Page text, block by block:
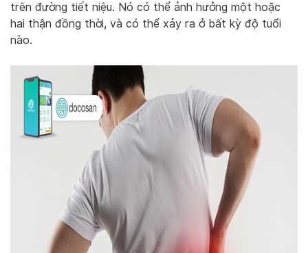
trên đường tiết niệu. Nó có thể ảnh hưởng một hoặc
hai thận đồng thời, và có thể xảy ra ở bất kỳ độ tuổi
nào.